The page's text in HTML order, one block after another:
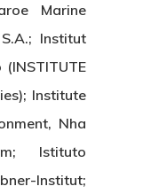
Marine
Institut
Institute
Nha
Istituto
Institut;